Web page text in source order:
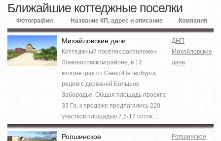
Ближайшие коттеджные поселки
Фотографии Название КП, адрес и описание Компания
Михайловские дачи
Коттеджный посёлок расположен
Ломоносовском районе, в 12
километрах от Санкт-Петербурга,
рядом с деревней Большое
Забородье. Общая площадь проекта
33 Га, к продаже предлагались 220
участков площадью 7,5-17 соток....
ДНП
Михайловские
дачи
Ропшинское Ропшинское